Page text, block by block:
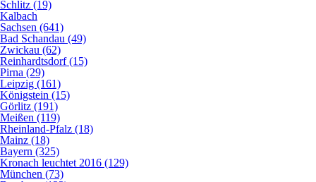
Schlitz (19)
Kalbach
Sachsen (641)
Bad Schandau (49)
Zwickau (62)
Reinhardtsdorf (15)
Pirna (29)
Leipzig (161)
Königstein (15)
Görlitz (191)
Meißen (119)
Rheinland-Pfalz (18)
Mainz (18)
Bayern (325)
Kronach leuchtet 2016 (129)
München (73)